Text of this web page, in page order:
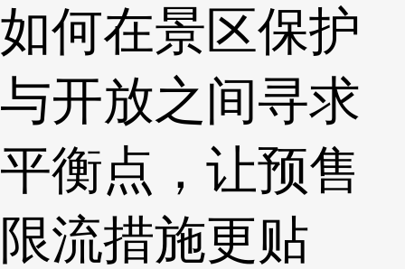
如何在景区保护
与开放之间寻求
平衡点，让预售
限流措施更贴